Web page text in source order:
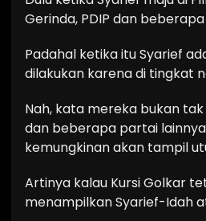
Gerinda, PDIP dan
Padahal ketika itu Syarief
dilakukan karena di tingkat
Nah, kata mereka bukan
dan beberapa partai
kemungkinan akan tampil
Artinya kalau Kursi Golkar
menampilkan Syarief-Idah